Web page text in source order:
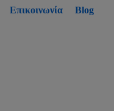
Επικοινωνία
Blog